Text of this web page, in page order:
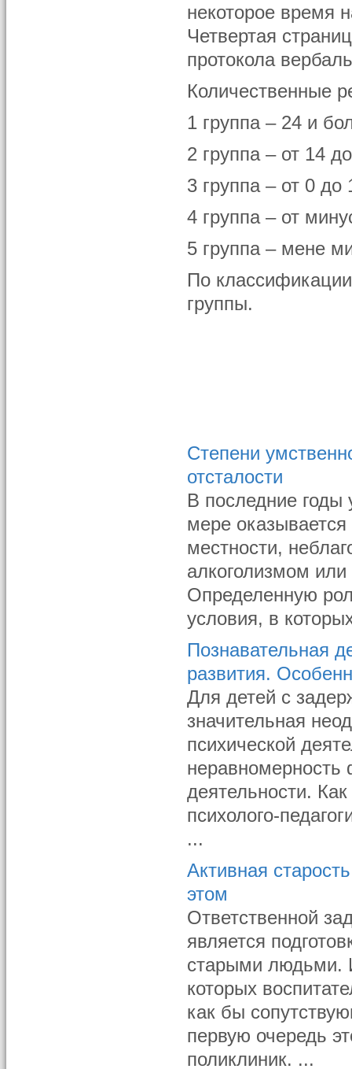
некоторое время
Четвертая
протокола
Количественные
1 группа – 24 и
2 группа – от 14
3 группа – от 0 до
4 группа – от
5 группа – мене
По
группы.
Степени
отсталости
В последние годы
мере
местности,
алкоголизмом
Определенную
условия, в
Познавательная
развития.
Для детей с
значительная
психической
неравномерность
деятельности.
психолого-
...
Активная
этом
Ответственной
является
старыми людьми.
которых
как бы
первую очередь
поликлиник. ...